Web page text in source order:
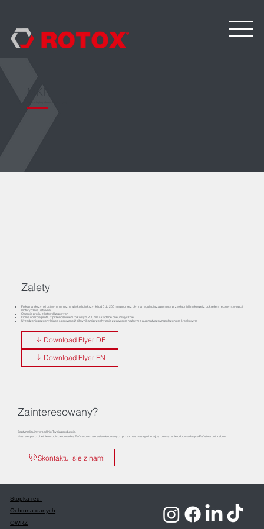
MKR
Zalety
Półka na skrzynki ustawna na różne wielkości skrzynki od 0 do 200 mm poprzez płynną regulacją za pomocą przekładni ślimakowej z pokrętłem ręcznym, w opcji
motorycznie ustawna
Oparcie profilu z listew ślizgowych
Dolne oparcie profilu z przenośnikiem rolkowym 200 mm składane pneumatycznie
Urządzenie przechylające sterowane 2 siłownikami przechylania z zaworem nożnym z automatycznym położeniem środkowym
Download Flyer DE
Download Flyer EN
Zainteresowany?
Zoptymalizujmy wspólnie Twoją produkcję.
Nasi eksperci chętnie osobiście doradzą Państwu w zakresie oferowanych przez nas maszyn i znajdą rozwiązanie odpowiadające Państwa potrzebom.
Skontaktuj się z nami
Stopka red.
Ochrona danych
OWRZ